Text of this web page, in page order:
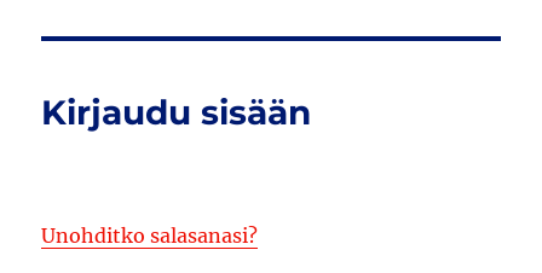
Kirjaudu sisään
Unohditko salasanasi?